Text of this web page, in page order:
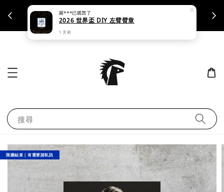
支援刷卡｜皆開立統一發票
搜尋
限購結束｜有需要請私訊
羅***已購買了
2026 世界盃 DIY 左臂臂章
1 天前